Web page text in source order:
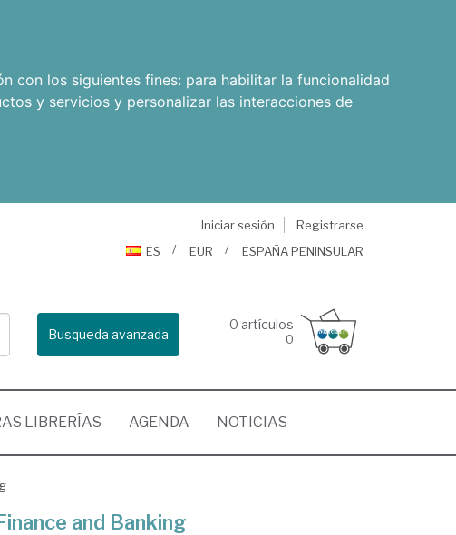
con los siguientes fines: para habilitar la funcionalidad
y servicios y personalizar las interacciones de
Iniciar sesión
Registrarse
ES
EUR ESPAÑA PENINSULAR
Busqueda avanzada
0 artículos
0
LIBRERÍAS AGENDA NOTICIAS
and Banking